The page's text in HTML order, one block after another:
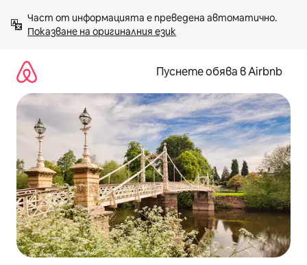
към
съдържанието
Показване на оригиналния език
Пуснете обява в Airbnb